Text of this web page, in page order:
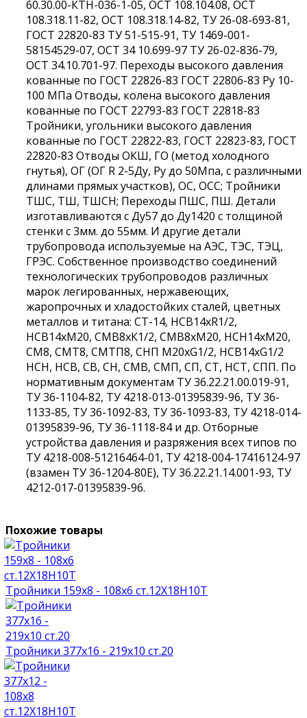
60.30.00-КТН-036-1-05, ОСТ 108.104.08, ОСТ
108.318.11-82, ОСТ 108.318.14-82, ТУ 26-08-693-81,
ГОСТ 22820-83 ТУ 51-515-91, ТУ 1469-001-
58154529-07, ОСТ 34 10.699-97 ТУ 26-02-836-79,
ОСТ 34.10.701-97. Переходы высокого давления
кованные по ГОСТ 22826-83 ГОСТ 22806-83 Ру 10-
100 МПа Отводы, колена высокого давления
кованные по ГОСТ 22793-83 ГОСТ 22818-83
Тройники, угольники высокого давления
кованные по ГОСТ 22822-83, ГОСТ 22823-83, ГОСТ
22820-83 Отводы ОКШ, ГО (метод холодного
гнутья), ОГ (ОГ R 2-5Ду, Ру до 50Мпа, с различными
длинами прямых участков), ОС, ОСС; Тройники
ТШС, ТШ, ТШСН; Переходы ПШС, ПШ. Детали
изготавливаются с Ду57 до Ду1420 с толщиной
стенки с 3мм. до 55мм. И другие детали
трубопровода используемые на АЭС, ТЭС, ТЭЦ,
ГРЭС. Собственное производство соединений
технологических трубопроводов различных
марок легированных, нержавеющих,
жаропрочных и хладостойких сталей, цветных
металлов и титана: СТ-14, НСВ14хR1/2,
НСВ14хМ20, СМВ8хК1/2, СМВ8хМ20, НСН14хМ20,
СМ8, СМТ8, СМТП8, СНП М20хG1/2, НСВ14хG1/2
НСН, НСВ, СВ, СН, СМВ, СМП, СП, СТ, НСТ, СПП. По
нормативным документам ТУ 36.22.21.00.019-91,
ТУ 36-1104-82, ТУ 4218-013-01395839-96, ТУ 36-
1133-85, ТУ 36-1092-83, ТУ 36-1093-83, ТУ 4218-014-
01395839-96, ТУ 36-1118-84 и др. Отборные
устройства давления и разряжения всех типов по
ТУ 4218-008-51216464-01, ТУ 4218-004-17416124-97
(взамен ТУ 36-1204-80Е), ТУ 36.22.21.14.001-93, ТУ
4212-017-01395839-96.
Похожие товары
Тройники 159х8 - 108х6 ст.12Х18Н10Т
Тройники 377х16 - 219х10 ст.20